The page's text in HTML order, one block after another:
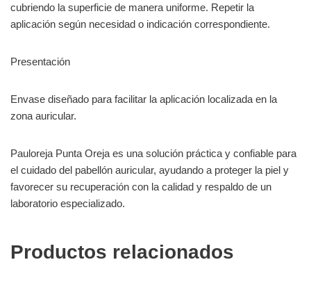
cubriendo la superficie de manera uniforme. Repetir la
aplicación según necesidad o indicación correspondiente.
Presentación
Envase diseñado para facilitar la aplicación localizada en la
zona auricular.
Pauloreja Punta Oreja es una solución práctica y confiable para
el cuidado del pabellón auricular, ayudando a proteger la piel y
favorecer su recuperación con la calidad y respaldo de un
laboratorio especializado.
Productos relacionados